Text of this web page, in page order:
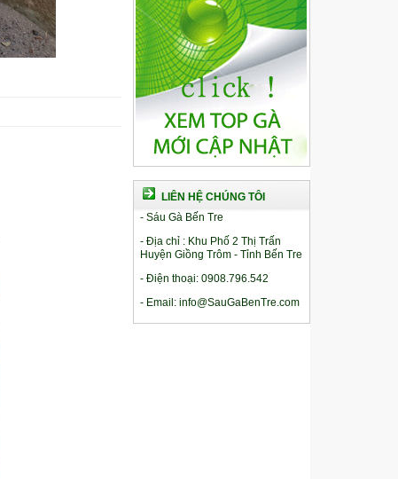
LIÊN HỆ CHÚNG TÔI
- Sáu Gà Bến Tre
- Địa chỉ : Khu Phố 2 Thị Trấn
Huyện Giồng Trôm - Tỉnh Bến Tre
- Điện thoại: 0908.796.542
- Email: info@SauGaBenTre.com